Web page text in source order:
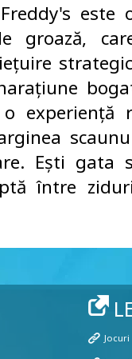
este
groază,
experiență
Ești gata
între